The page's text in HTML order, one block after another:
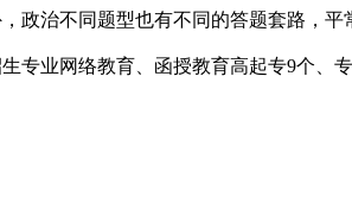
治不同题型也有不同的答题套路，平
专业网络教育、函授教育高起专9个、